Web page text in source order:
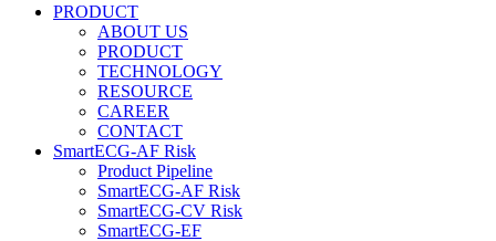
PRODUCT
ABOUT US
PRODUCT
TECHNOLOGY
RESOURCE
CAREER
CONTACT
SmartECG-AF Risk
Product Pipeline
SmartECG-AF Risk
SmartECG-CV Risk
SmartECG-EF